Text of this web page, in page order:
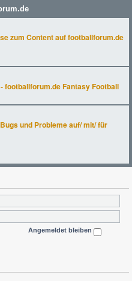
zum Content auf footballforum.de
footballforum.de Fantasy Football
und Probleme auf/ mit/ für
Angemeldet bleiben